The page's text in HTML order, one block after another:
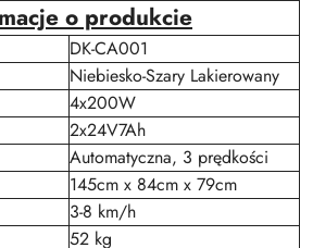
o produkcie
DK-CA001
Niebiesko-Szary Lakierowany
4x200W
2x24V7Ah
Automatyczna, 3 prędkości
145cm x 84cm x 79cm
3-8 km/h
52 kg